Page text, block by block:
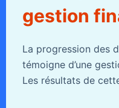
gestion
La progression des
témoigne d’une
Les résultats de